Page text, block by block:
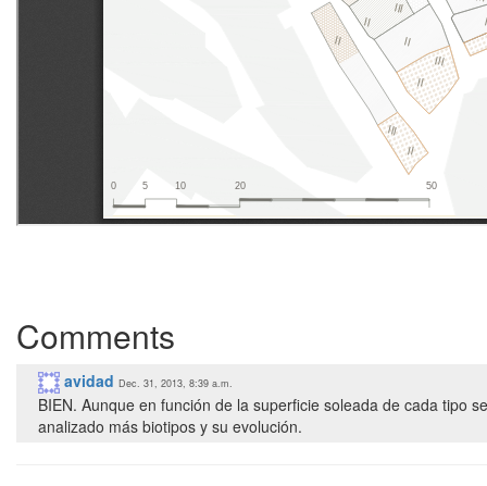
Comments
avidad Dec. 31, 2013, 8:39 a.m.
BIEN. Aunque en función de la superficie soleada de cada tipo
analizado más biotipos y su evolución.